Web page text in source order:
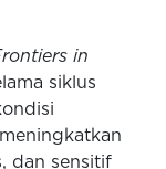
in
siklus
dan sensitif